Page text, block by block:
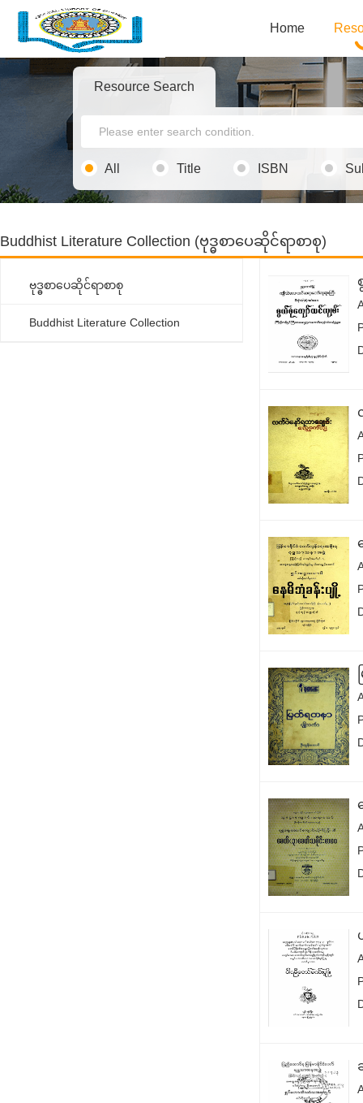
Home
Resource Search
All Title ISBN
Buddhist Literature Collection (ဗုဒ္ဓစာပေဆိုင်ရာစာစု)
ဗုဒ္ဓစာပေဆိုင်ရာစာစု
Buddhist Literature Collection